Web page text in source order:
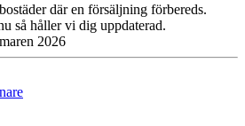
där en försäljning förbereds.
så håller vi dig uppdaterad.
2026